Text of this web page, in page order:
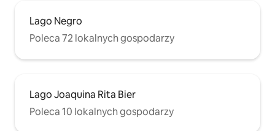
Lago Negro
Poleca 72 lokalnych gospodarzy
Lago Joaquina Rita Bier
Poleca 10 lokalnych gospodarzy